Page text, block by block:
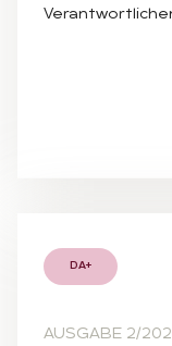
DA+
AUSGABE 2/